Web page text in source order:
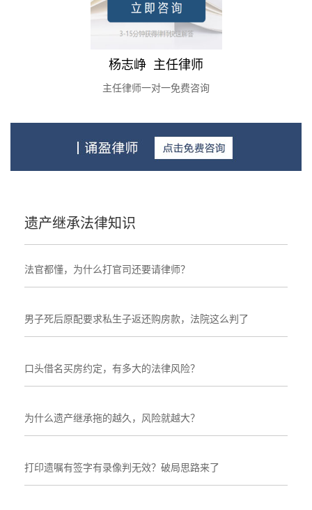
杨志峥 主任律师
主任律师一对一免费咨询
遗产继承法律知识
法官都懂，为什么打官司还要请律师？
男子死后原配要求私生子返还购房款，法院这么判了
口头借名买房约定，有多大的法律风险？
为什么遗产继承拖的越久，风险就越大？
打印遗嘱有签字有录像判无效？破局思路来了